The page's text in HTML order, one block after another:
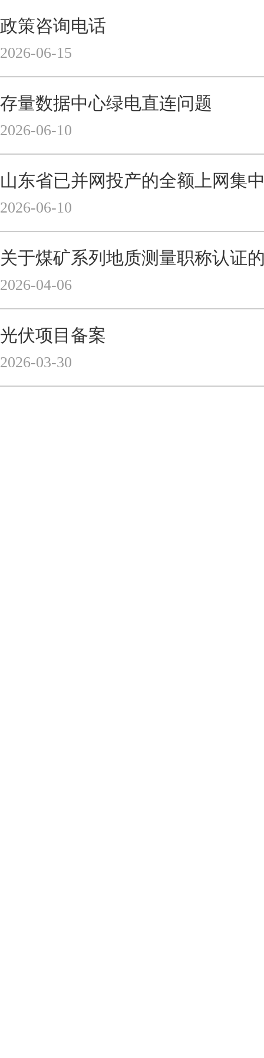
政策咨询电话
2026-06-15
存量数据中心绿电直连问题
2026-06-10
2026-06-10
关于煤矿系列地质测量职称认证
2026-04-06
光伏项目备案
2026-03-30